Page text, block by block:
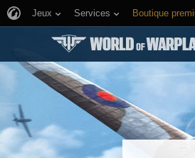
Jeux Services Boutique